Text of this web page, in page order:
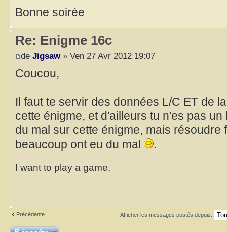
Bonne soirée
Re: Enigme 16c
de Jigsaw» Ven 27 Avr 2012 19:07
Coucou,
Il faut te servir des données L/C ET de
cette énigme, et d'ailleurs tu n'es pas
du mal sur cette énigme, mais résoudre
beaucoup ont eu du mal
.
I want to play a game.
Précédente Afficher les messages postés depuis:
Répondre